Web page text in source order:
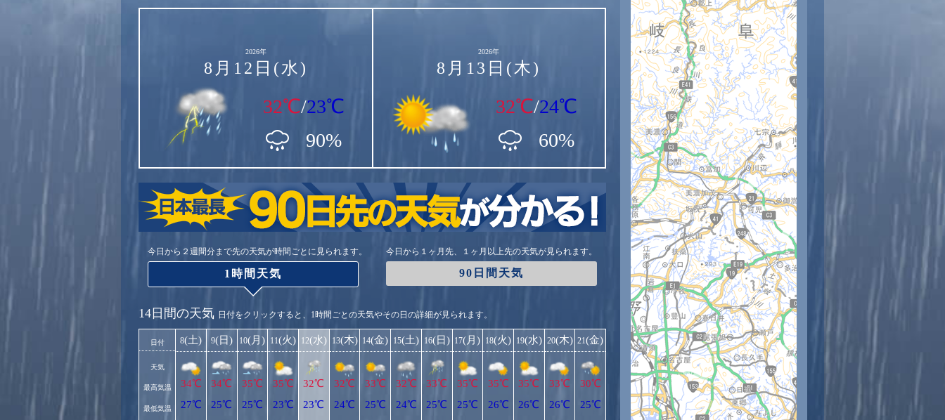
2026年
8月12日(水)
32℃/23℃
90%
2026年
8月13日(木)
32℃/24℃
60%
今日から２週間分まで先の天気が時間ごとに見られます。
1時間天気
今日から１ヶ月先、１ヶ月以上先の天気が見られます。
90日間天気
14日間の天気 日付をクリックすると、1時間ごとの天気やその日の詳細が見られます。
日付
天気
最高気温
最低気温
8(土)
34℃
27℃
9(日)
34℃
25℃
10(月)
35℃
25℃
11(火)
35℃
23℃
12(水)
32℃
23℃
13(木)
32℃
24℃
14(金)
33℃
25℃
15(土)
32℃
24℃
16(日)
33℃
25℃
17(月)
35℃
25℃
18(火)
35℃
26℃
19(水)
35℃
26℃
20(木)
33℃
26℃
21(金)
30℃
25℃